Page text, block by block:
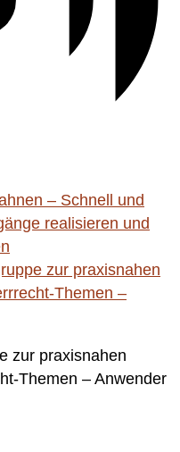
– Schnell und
realisieren und
zur praxisnahen
Themen –